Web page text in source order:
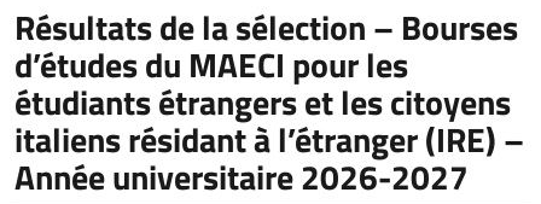
Résultats de la sélection – Bourses
d’études du MAECI pour les
étudiants étrangers et les citoyens
italiens résidant à l’étranger (IRE) –
Année universitaire 2026-2027